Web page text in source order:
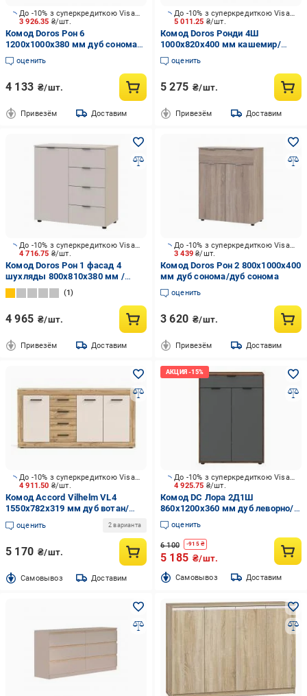
3 926.35 ₴/шт.
До -10% з суперкредиткою Visa Вигода
Комод Doros Рон 6
1200x1000x380 мм дуб сонома/
дуб сонома
оценить
4 133 ₴/шт.
Привезём Доставим
5 011.25 ₴/шт.
До -10% з суперкредиткою Visa Вигода
Комод Doros Ронди 4Ш
1000x820x400 мм кашемир/
кашемир
оценить
5 275 ₴/шт.
Привезём Доставим
4 716.75 ₴/шт.
До -10% з суперкредиткою Visa Вигода
Комод Doros Рон 1 фасад 4
шухляды 800x810x380 мм /
кашемир
1
4 965 ₴/шт.
Привезём Доставим
3 439₴/шт.
До -10% з суперкредиткою Visa Вигода
Комод Doros Рон 2 800x1000x400
мм дуб сонома/дуб сонома
оценить
3 620 ₴/шт.
Привезём Доставим
4 911.50 ₴/шт.
До -10% з суперкредиткою Visa Вигода
Комод Accord Vilhelm VL4
1550x782x319 мм дуб вотан/
кашемир/дуб вотан
оценить 2 варианта
5 170 ₴/шт.
Cамовывоз Доставим
4 925.75 ₴/шт.
До -10% з суперкредиткою Visa Вигода
Комод DC Лора 2Д1Ш
860x1200x360 мм дуб леворно/
графит
оценить
6 100 -915₴
5 185 ₴/шт.
Cамовывоз Доставим